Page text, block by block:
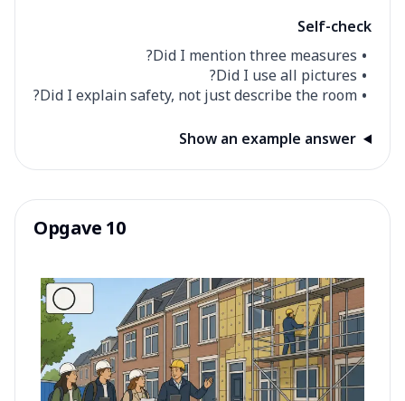
Self-check
Did I mention three measures?
Did I use all pictures?
Did I explain safety, not just describe the room?
Show an example answer
Opgave 10